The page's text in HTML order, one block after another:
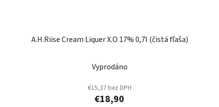
A.H.Riise Cream Liquer X.O 17% 0,7l (čistá fľaša)
Vyprodáno
€15,37 bez DPH
€18,90